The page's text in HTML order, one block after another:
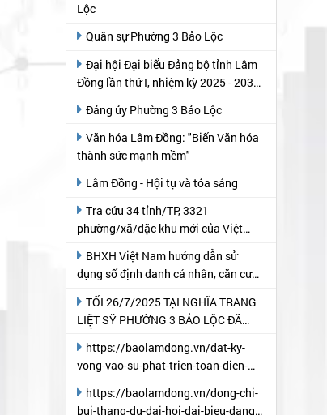
Lộc
Quân sự Phường 3 Bảo Lộc
Đại hội Đại biểu Đảng bộ tỉnh Lâm
Đồng lần thứ I, nhiệm kỳ 2025 - 2030
Đảng ủy Phường 3 Bảo Lộc
Văn hóa Lâm Đồng: "Biến Văn hóa
thành sức mạnh mềm"
Lâm Đồng - Hội tụ và tỏa sáng
Tra cứu 34 tỉnh/TP, 3321
phường/xã/đặc khu mới của Việt
dụng số định danh cá nhân, căn cước
công dân thay thế mã số BHXH và bộ
mã quản lý
TỐI 26/7/2025 TẠI NGHĨA TRANG
LIỆT SỸ PHƯỜNG 3 BẢO LỘC ĐÃ
NẾN TRI ÂN" NHÂN KỶ NIỆM 78 NĂM
NGÀY THƯƠNG BINH- LIỆT SỸ
vong-vao-su-phat-trien-toan-dien-
bui-thang-du-dai-hoi-dai-bieu-dang-